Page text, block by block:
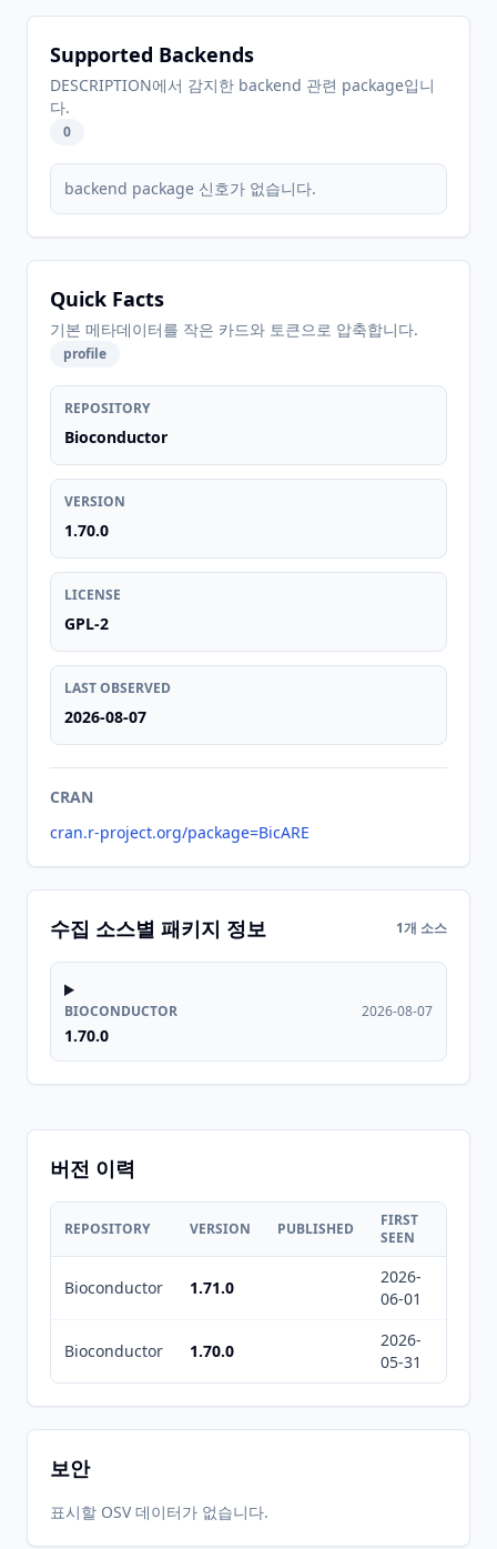
Supported Backends
DESCRIPTION에서 감지한 backend 관련 package입니
다.
0
backend package 신호가 없습니다.
Quick Facts
기본 메타데이터를 작은 카드와 토큰으로 압축합니다.
profile
REPOSITORY
Bioconductor
VERSION
1.70.0
LICENSE
GPL-2
LAST OBSERVED
2026-08-07
CRAN
cran.r-project.org/package=BicARE
수집 소스별 패키지 정보 1개 소스
BIOCONDUCTOR
1.70.0
2026-08-07
버전 이력
REPOSITORY VERSION PUBLISHED
FIRST
SEEN
Bioconductor 1.71.0
2026-
06-01
Bioconductor 1.70.0
2026-
05-31
보안
표시할 OSV 데이터가 없습니다.